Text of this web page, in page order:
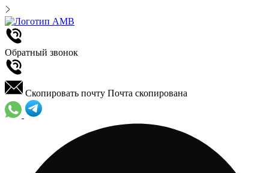
Обратный звонок
Скопировать почту Почта скопирована